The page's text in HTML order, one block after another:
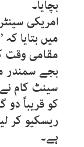
بچایا۔
امریکی
بجے سمندر
سینٹ کام نے
کو قریباً
ریسکیو کر
ہے۔